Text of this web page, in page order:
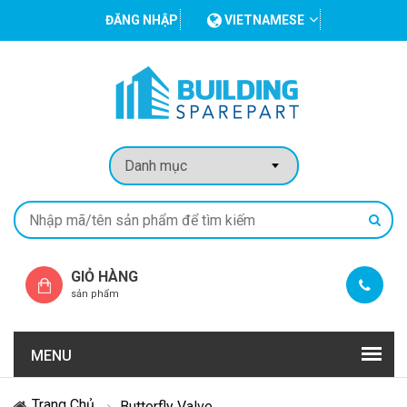
ĐĂNG NHẬP VIETNAMESE
GIỎ HÀNG
sản phẩm
MENU